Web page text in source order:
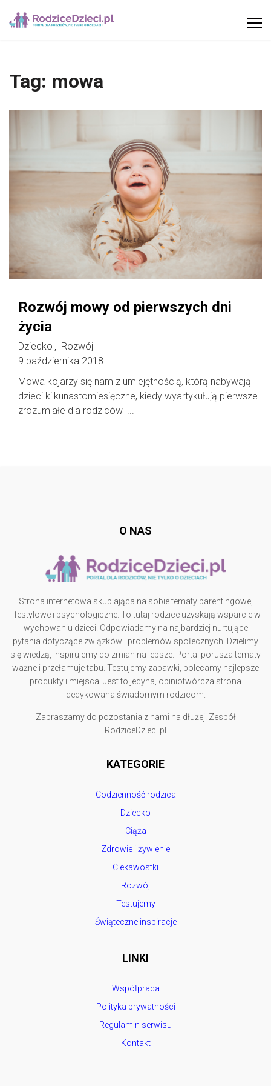
Tag: mowa
Rozwój mowy od pierwszych dni
życia
Dziecko
Rozwój
9 października 2018
Mowa kojarzy się nam z umiejętnością, którą nabywają
dzieci kilkunastomiesięczne, kiedy wyartykułują pierwsze
zrozumiałe dla rodziców i...
O NAS
Strona internetowa skupiająca na sobie tematy parentingowe,
lifestylowe i psychologiczne. To tutaj rodzice uzyskają wsparcie w
wychowaniu dzieci. Odpowiadamy na najbardziej nurtujące
pytania dotyczące związków i problemów społecznych. Dzielimy
się wiedzą, inspirujemy do zmian na lepsze. Portal porusza tematy
ważne i przełamuje tabu. Testujemy zabawki, polecamy najlepsze
produkty i miejsca. Jest to jedyna, opiniotwórcza strona
dedykowana świadomym rodzicom.
Zapraszamy do pozostania z nami na dłużej. Zespół
RodziceDzieci.pl
KATEGORIE
Codzienność rodzica
Dziecko
Ciąża
Zdrowie i żywienie
Ciekawostki
Rozwój
Testujemy
Świąteczne inspiracje
LINKI
Współpraca
Polityka prywatności
Regulamin serwisu
Kontakt